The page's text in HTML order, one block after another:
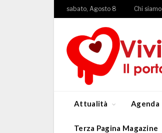
sabato, Agosto 8 Chi siamo
Attualità Agenda
Terza Pagina Magazine